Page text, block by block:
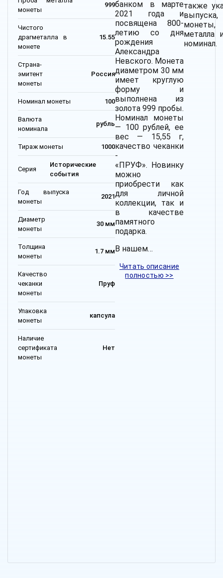
монеты
999
Чистого
драгметалла в
монете
15.55
Страна-
эмитент
монеты
Россия
Номинал монеты 100
Валюта
номинала
рубль
Тираж монеты 1000
Серия
Исторические
события
Год выпуска
монеты
2021
Диаметр
монеты
30 мм
Толщина
монеты
1.7 мм
Качество
чеканки
монеты
Пруф
Упаковка
монеты
капсула
Наличие
сертификата
монеты
Нет
банком в марте
2021 года и
посвящена 800-
летию со дня
рождения
Александра
Невского. Монета
диаметром 30 мм
имеет круглую
форму и
выполнена из
золота 999 пробы.
Номинал монеты
— 100 рублей, ее
вес — 15,55 г,
качество чеканки
-
«ПРУФ». Новинку
можно
приобрести как
для личной
коллекции, так и
в качестве
памятного
подарка.
В нашем…
Читать описание
полностью >>
также
металла
номинал.